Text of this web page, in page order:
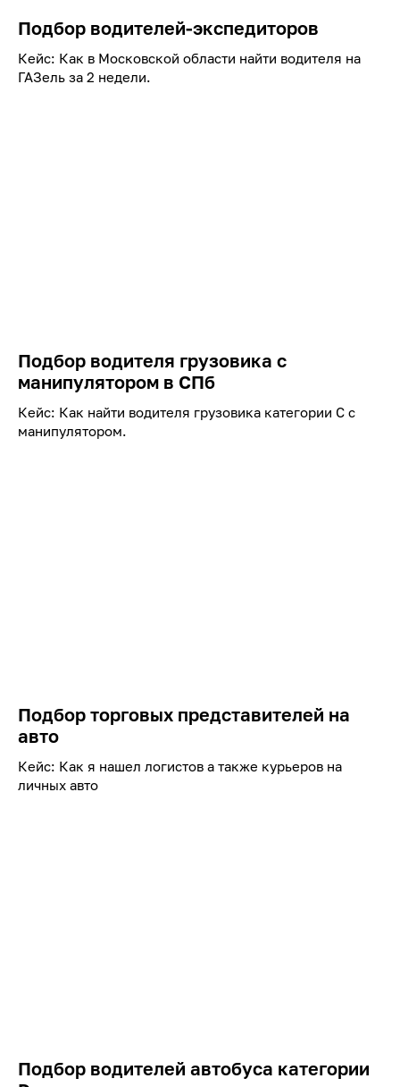
Подбор водителей-экспедиторов
Кейс: Как в Московской области найти водителя на
ГАЗель за 2 недели.
Подбор водителя грузовика с
манипулятором в СПб
Кейс: Как найти водителя грузовика категории C с
манипулятором.
Подбор торговых представителей на
авто
Кейс: Как я нашел логистов а также курьеров на
личных авто
Подбор водителей автобуса категории